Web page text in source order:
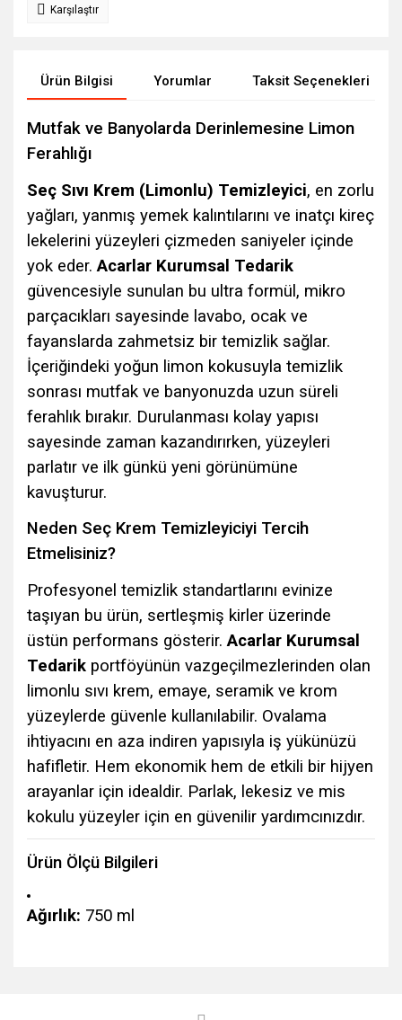
Karşılaştır
Ürün Bilgisi Yorumlar Taksit Seçenekleri
Mutfak ve Banyolarda Derinlemesine Limon
Ferahlığı
Seç Sıvı Krem (Limonlu) Temizleyici, en zorlu
yağları, yanmış yemek kalıntılarını ve inatçı kireç
lekelerini yüzeyleri çizmeden saniyeler içinde
yok eder.Acarlar Kurumsal Tedarik
güvencesiyle sunulan bu ultra formül, mikro
parçacıkları sayesinde lavabo, ocak ve
fayanslarda zahmetsiz bir temizlik sağlar.
İçeriğindeki yoğun limon kokusuyla temizlik
sonrası mutfak ve banyonuzda uzun süreli
ferahlık bırakır. Durulanması kolay yapısı
sayesinde zaman kazandırırken, yüzeyleri
parlatır ve ilk günkü yeni görünümüne
kavuşturur.
Neden Seç Krem Temizleyiciyi Tercih
Etmelisiniz?
Profesyonel temizlik standartlarını evinize
taşıyan bu ürün, sertleşmiş kirler üzerinde
üstün performans gösterir.Acarlar Kurumsal
Tedarik portföyünün vazgeçilmezlerinden olan
limonlu sıvı krem, emaye, seramik ve krom
yüzeylerde güvenle kullanılabilir. Ovalama
ihtiyacını en aza indiren yapısıyla iş yükünüzü
hafifletir. Hem ekonomik hem de etkili bir hijyen
arayanlar için idealdir. Parlak, lekesiz ve mis
kokulu yüzeyler için en güvenilir yardımcınızdır.
Ürün Ölçü Bilgileri
Ağırlık: 750 ml